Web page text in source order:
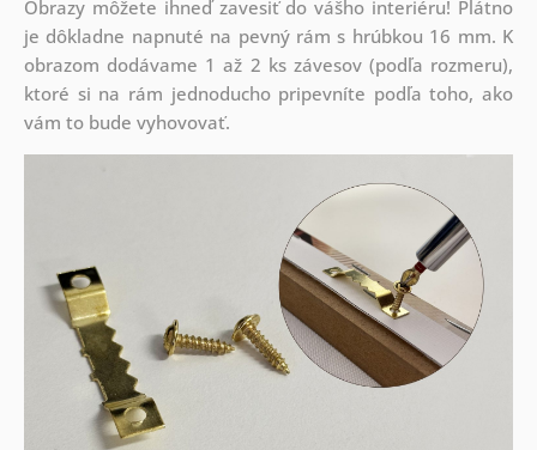
Obrazy môžete ihneď zavesiť do vášho interiéru! Plátno
je dôkladne napnuté na pevný rám s hrúbkou 16 mm. K
obrazom dodávame 1 až 2 ks závesov (podľa rozmeru),
ktoré si na rám jednoducho pripevníte podľa toho, ako
vám to bude vyhovovať.